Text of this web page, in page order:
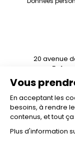
Vous
En acceptant les
besoins, à rendre
contenus, et tout
Plus d'information
20 avenue